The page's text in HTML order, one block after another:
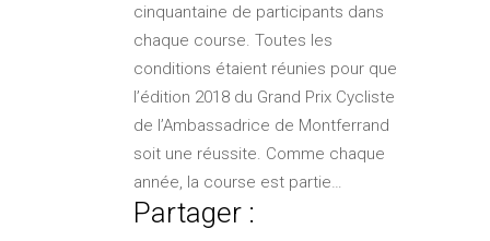
cinquantaine de participants dans
chaque course. Toutes les
conditions étaient réunies pour que
l’édition 2018 du Grand Prix Cycliste
de l’Ambassadrice de Montferrand
soit une réussite. Comme chaque
année, la course est partie…
Partager :